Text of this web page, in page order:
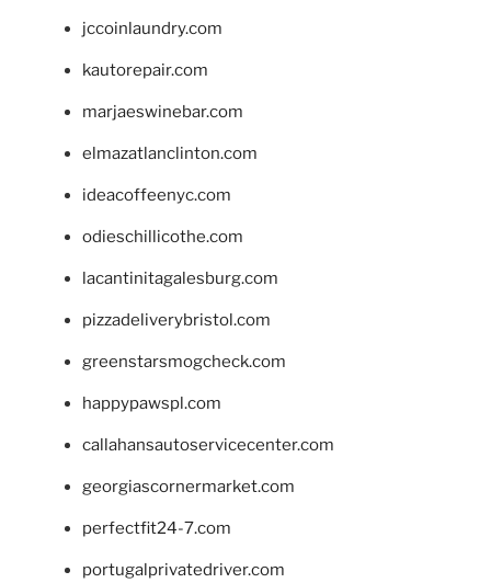
jccoinlaundry.com
kautorepair.com
marjaeswinebar.com
elmazatlanclinton.com
ideacoffeenyc.com
odieschillicothe.com
lacantinitagalesburg.com
pizzadeliverybristol.com
greenstarsmogcheck.com
happypawspl.com
callahansautoservicecenter.com
georgiascornermarket.com
perfectfit24-7.com
portugalprivatedriver.com